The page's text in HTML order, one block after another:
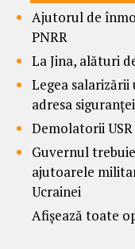
Ajutorul de
PNRR
La Jina, alături
Legea
adresa
Demolatorii
Guvernul
ajutoarele
Ucrainei
Afișează toate